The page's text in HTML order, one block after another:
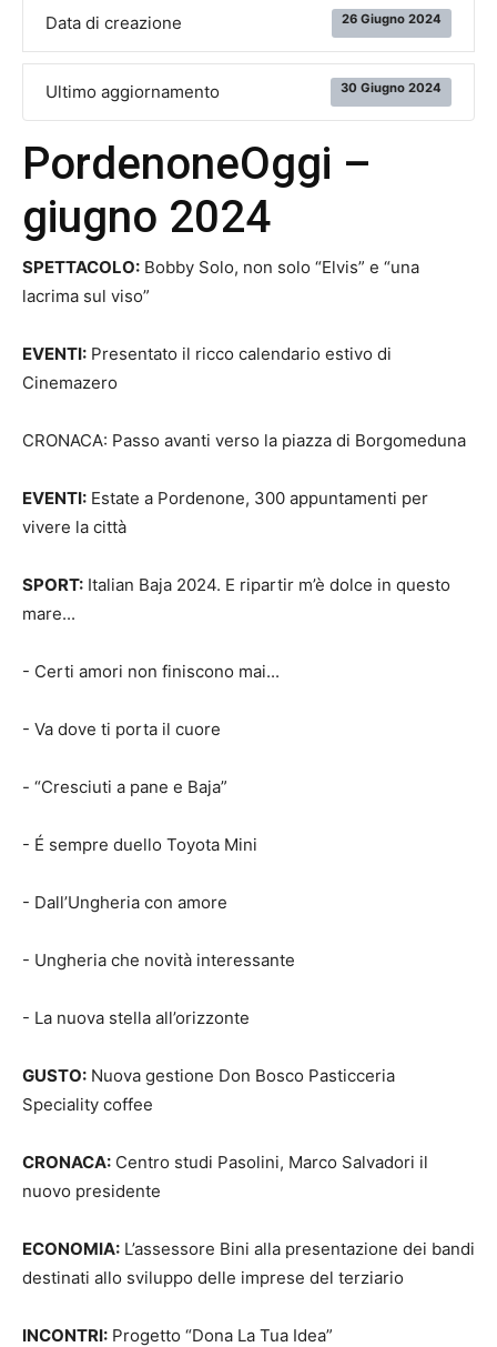
Data di creazione 26 Giugno 2024
Ultimo aggiornamento 30 Giugno 2024
PordenoneOggi –
giugno 2024
SPETTACOLO: Bobby Solo, non solo “Elvis” e “una
lacrima sul viso”
EVENTI: Presentato il ricco calendario estivo di
Cinemazero
CRONACA: Passo avanti verso la piazza di Borgomeduna
EVENTI: Estate a Pordenone, 300 appuntamenti per
vivere la città
SPORT: Italian Baja 2024. E ripartir m’è dolce in questo
mare...
- Certi amori non finiscono mai...
- Va dove ti porta il cuore
- “Cresciuti a pane e Baja”
- É sempre duello Toyota Mini
- Dall’Ungheria con amore
- Ungheria che novità interessante
- La nuova stella all’orizzonte
GUSTO: Nuova gestione Don Bosco Pasticceria
Speciality coffee
CRONACA: Centro studi Pasolini, Marco Salvadori il
nuovo presidente
ECONOMIA: L’assessore Bini alla presentazione dei bandi
destinati allo sviluppo delle imprese del terziario
INCONTRI: Progetto “Dona La Tua Idea”